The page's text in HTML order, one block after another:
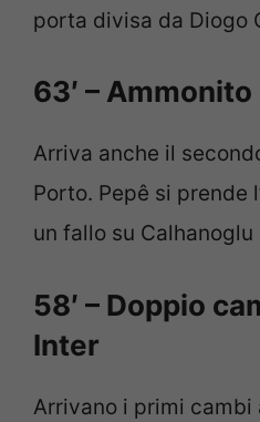
porta divisa da Diogo
63′ – Ammonito
Arriva anche il
Porto. Pepê si prende
un fallo su
58′ – Doppio
Inter
Arrivano i primi cambi